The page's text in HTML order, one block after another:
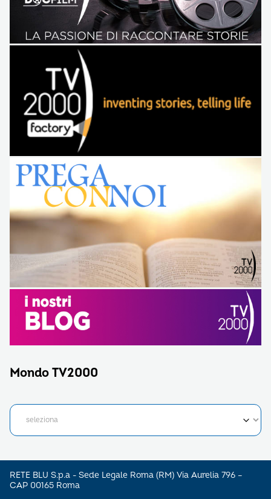
Mondo TV2000
RETE BLU S.p.a - Sede Legale Roma (RM) Via Aurelia 796 –
CAP 00165 Roma